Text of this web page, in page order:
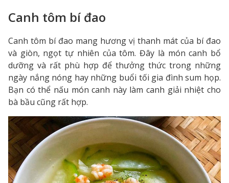
Canh tôm bí đao
Canh tôm bí đao mang hương vị thanh mát của bí đao
và giòn, ngọt tự nhiên của tôm. Đây là món canh bổ
dưỡng và rất phù hợp để thưởng thức trong những
ngày nắng nóng hay những buổi tối gia đình sum họp.
Bạn có thể nấu món canh này làm canh giải nhiệt cho
bà bầu cũng rất hợp.